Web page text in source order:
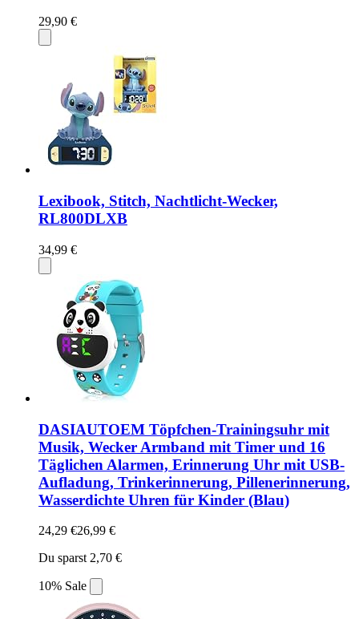
29,90 €
Lexibook, Stitch, Nachtlicht-Wecker,
RL800DLXB
34,99 €
DASIAUTOEM Töpfchen-Trainingsuhr mit
Musik, Wecker Armband mit Timer und 16
Täglichen Alarmen, Erinnerung Uhr mit USB-
Aufladung, Trinkerinnerung, Pillenerinnerung,
Wasserdichte Uhren für Kinder (Blau)
24,29 €26,99 €
Du sparst 2,70 €
10% Sale